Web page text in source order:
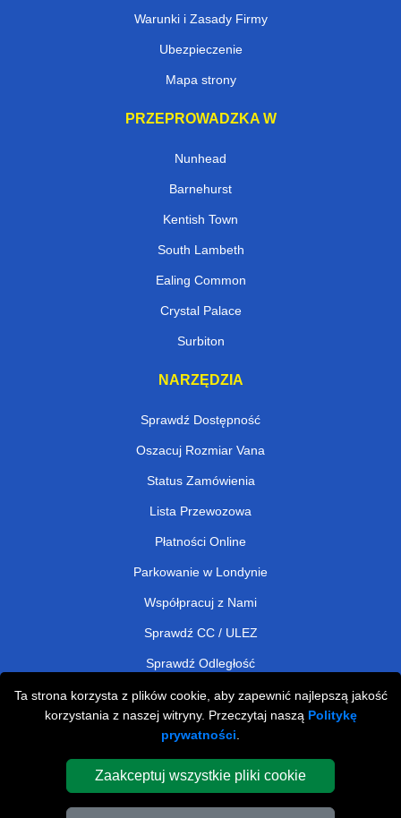
Ta strona korzysta z plików cookie, aby zapewnić najlepszą jakość
korzystania z naszej witryny. Przeczytaj naszą Politykę
prywatności
Zaakceptuj wszystkie pliki cookie
Warunki i Zasady Firmy
Ubezpieczenie
Mapa strony
PRZEPROWADZKA W
Nunhead
Barnehurst
Kentish Town
South Lambeth
Ealing Common
Crystal Palace
Surbiton
NARZĘDZIA
Sprawdź Dostępność
Oszacuj Rozmiar Vana
Status Zamówienia
Lista Przewozowa
Płatności Online
Parkowanie w Londynie
Współpracuj z Nami
Sprawdź CC / ULEZ
Sprawdź Odległość
Man and Van Removals